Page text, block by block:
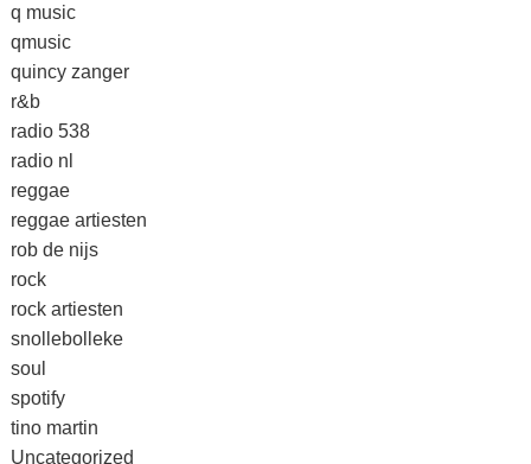
q music
qmusic
quincy zanger
r&b
radio 538
radio nl
reggae
reggae artiesten
rob de nijs
rock
rock artiesten
snollebolleke
soul
spotify
tino martin
Uncategorized